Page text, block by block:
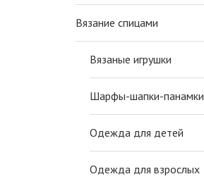
Вязание спицами
Вязаные игрушки
Шарфы-шапки-панамки
Одежда для детей
Одежда для взрослых